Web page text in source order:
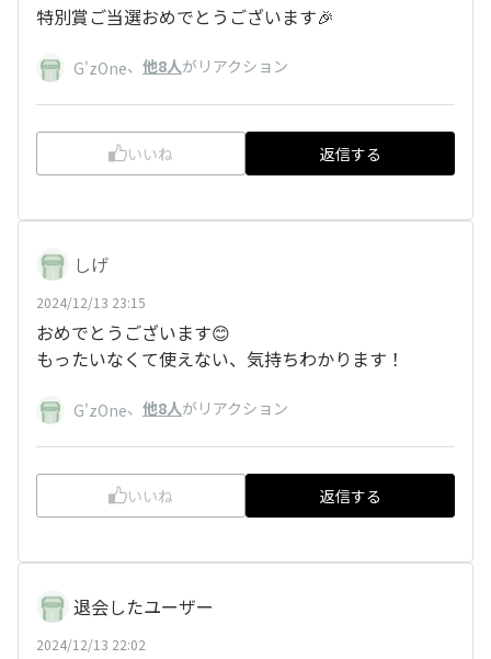
特別賞ご当選おめでとうございます🎉
G'zOne、 他8人がリアクション
いいね 返信する
しげ
2024/12/13 23:15
おめでとうございます😊
もったいなくて使えない、気持ちわかります！
G'zOne、 他8人がリアクション
いいね 返信する
退会したユーザー
2024/12/13 22:02